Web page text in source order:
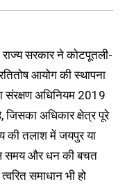
सरकार ने कोटपूतली-
आयोग की स्थापना
संरक्षण अधिनियम 2019
जिसका अधिकार क्षेत्र पूरे
की तलाश में जयपुर या
समय और धन की बचत
समाधान भी हो